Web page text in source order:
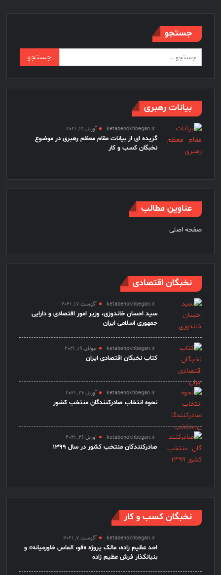
سوم:
های
زیبایی
زنانه
جستجو
برای:
بیانات رهبری
ketabenokhbegan.ir آوریل 21, 2021
گزیده ای از بیانات مقام معظم رهبری در موضوع
نخبگان کسب و کار
عناوین مطالب
صفحه اصلی
نخبگان اقتصادی
ketabenokhbegan.ir آگوست 17, 2021
سید احسان خاندوزی، وزیر امور اقتصادی و دارایی
جمهوری اسلامی ایران
ketabenokhbegan.ir جولای 19, 2021
کتاب نخبگان اقتصادی ایران
ketabenokhbegan.ir آوریل 26, 2021
نحوه انتخاب صادرکنندگان منتخب کشور
ketabenokhbegan.ir آوریل 26, 2021
صادرکنندگان منتخب کشور در سال 1399
نخبگان کسب و کار
ketabenokhbegan.ir آگوست 7, 2021
احد عظیم زاده، مالک پروژه «قو، الماس خاورمیانه» و
بنیانگذار فرش عظیم زاده